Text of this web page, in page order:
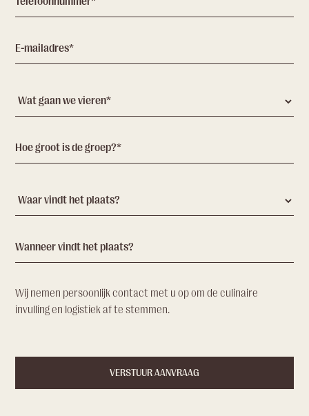
Wij nemen persoonlijk contact met u op om de culinaire
invulling en logistiek af te stemmen.